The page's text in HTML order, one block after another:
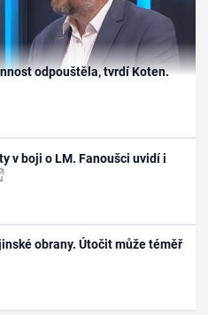
odpouštěla, tvrdí Koten.
v boji o LM. Fanoušci uvidí i
obrany. Útočit může téměř